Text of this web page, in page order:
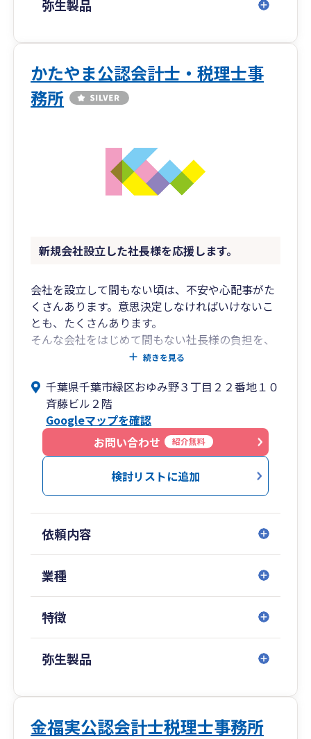
弥生製品
かたやま公認会計士・税理士事
務所
新規会社設立した社長様を応援します。
会社を設立して間もない頃は、不安や心配事がた
くさんあります。意思決定しなければいけないこ
とも、たくさんあります。
そんな会社をはじめて間もない社長様の負担を、
少しでも軽くしたいと考えています。
でサポートさせて頂くプランを用意しておりま
す。
是非一度お気軽にご連絡いただければと思いま
【JR外房線「鎌取駅」南口より徒歩5分、蘇我IC
続きを見る
千葉県千葉市緑区おゆみ野３丁目２２番地１０
斉藤ビル２階
Googleマップを確認
お問い合わせ
紹介無料
検討リストに追加
依頼内容
業種
特徴
弥生製品
金福実公認会計士税理士事務所